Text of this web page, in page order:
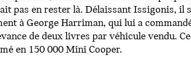
pas en rester là. Délaissant Issigonis, il
à George Harriman, qui lui a
de deux livres par véhicule vendu.
en 150 000 Mini Cooper.